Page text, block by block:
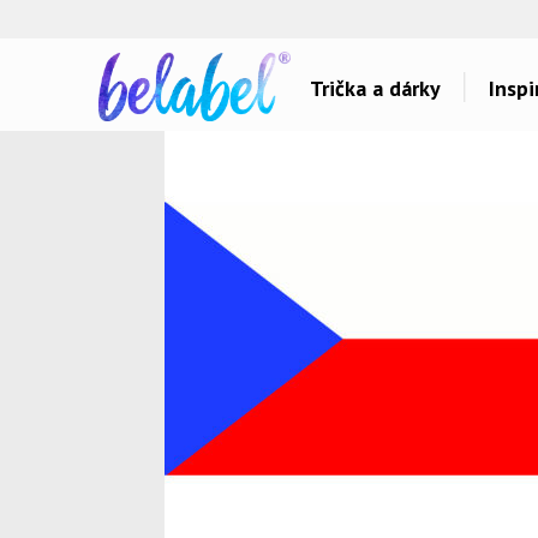
Trička a dárky
Dárky pro ségru
Dárky pro babičku
Dárky pro tátu
Dárky pro partnerku
Dárky pro přátele